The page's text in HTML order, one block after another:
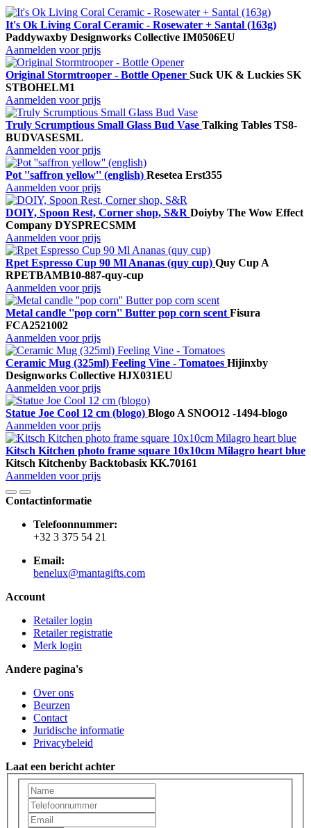
It's Ok Living Coral Ceramic - Rosewater + Santal (163g)
Paddywaxby Designworks Collective IM0506EU
Aanmelden voor prijs
Original Stormtrooper - Bottle Opener Suck UK & Luckies SK
STBOHELM1
Aanmelden voor prijs
Truly Scrumptious Small Glass Bud Vase Talking Tables TS8-
BUDVASESML
Aanmelden voor prijs
Pot ''saffron yellow'' (english) Resetea Erst355
Aanmelden voor prijs
DOIY, Spoon Rest, Corner shop, S&R Doiyby The Wow Effect
Company DYSPRECSMM
Aanmelden voor prijs
Rpet Espresso Cup 90 Ml Ananas (quy cup) Quy Cup A
RPETBAMB10-887-quy-cup
Aanmelden voor prijs
Metal candle ''pop corn'' Butter pop corn scent Fisura
FCA2521002
Aanmelden voor prijs
Ceramic Mug (325ml) Feeling Vine - Tomatoes Hijinxby
Designworks Collective HJX031EU
Aanmelden voor prijs
Statue Joe Cool 12 cm (blogo) Blogo A SNOO12 -1494-blogo
Aanmelden voor prijs
Kitsch Kitchen photo frame square 10x10cm Milagro heart blue
Kitsch Kitchenby Backtobasix KK.70161
Aanmelden voor prijs
Contactinformatie
Telefoonnummer:
+32 3 375 54 21
Email:
benelux@mantagifts.com
Account
Retailer login
Retailer registratie
Merk login
Andere pagina's
Over ons
Beurzen
Contact
Juridische informatie
Privacybeleid
Laat een bericht achter